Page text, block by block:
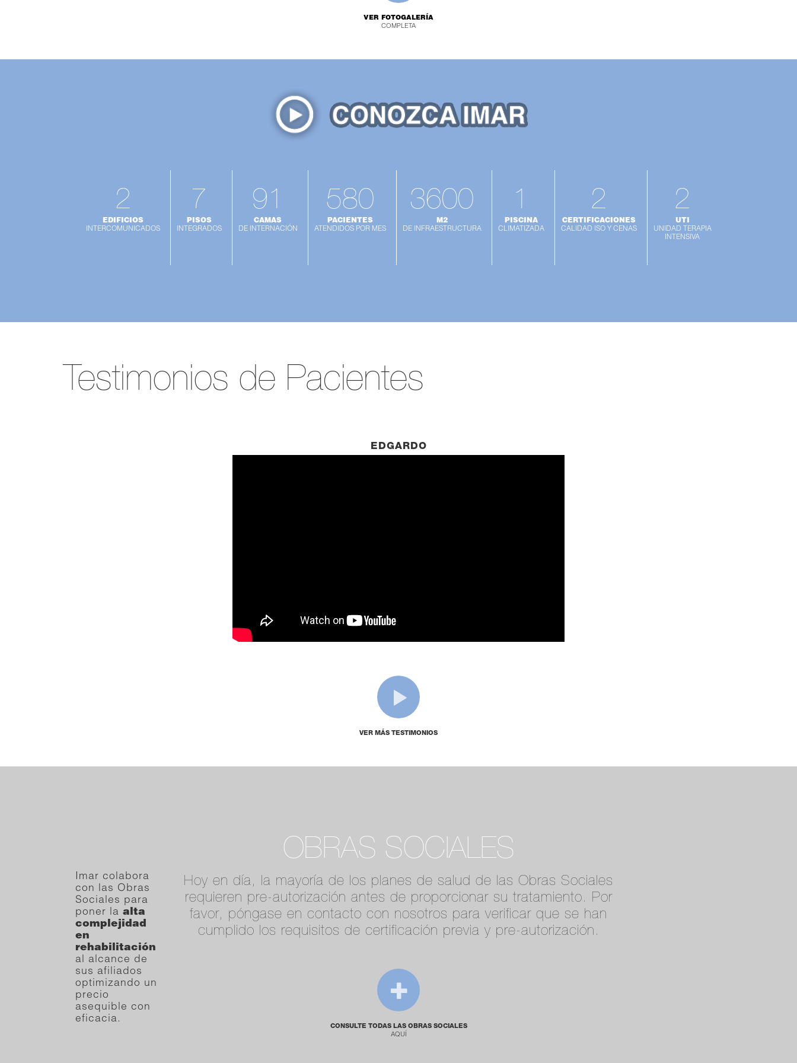
VER FOTOGALERÍA
COMPLETA
2
EDIFICIOS
INTERCOMUNICADOS
7
PISOS
INTEGRADOS
91
CAMAS
DE INTERNACIÓN
580
PACIENTES
ATENDIDOS POR MES
3600
M2
DE INFRAESTRUCTURA
1
PISCINA
CLIMATIZADA
2
CERTIFICACIONES
CALIDAD ISO Y CENAS
2
UTI
UNIDAD TERAPIA
INTENSIVA
Testimonios de Pacientes
EDGARDO
VER MÁS TESTIMONIOS
OBRAS SOCIALES
Hoy en día, la mayoría de los planes de salud de las Obras Sociales
requieren pre-autorización antes de proporcionar su tratamiento. Por
favor, póngase en contacto con nosotros para verificar que se han
cumplido los requisitos de certificación previa y pre-autorización.
CONSULTE TODAS LAS OBRAS SOCIALES
AQUÍ
Imar colabora
con las Obras
Sociales para
poner la alta
complejidad
en
rehabilitación
al alcance de
sus afiliados
optimizando un
precio
asequible con
eficacia.